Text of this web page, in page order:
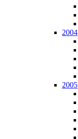
2004
2005